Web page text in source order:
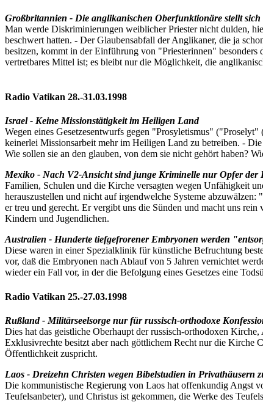
Großbritannien - Die anglikanischen Oberfunktionäre stellt
Man werde Diskriminierungen weiblicher Priester nicht dulden,
beschwert hatten. - Der Glaubensabfall der Anglikaner, die ja
besitzen, kommt in der Einführung von "Priesterinnen"
vertretbares Mittel ist; es bleibt nur die Möglichkeit, die
Radio Vatikan 28.-31.03.1998
Israel - Keine Missionstätigkeit im Heiligen Land
Wegen eines Gesetzesentwurfs gegen "Prosyletismus"
keinerlei Missionsarbeit mehr im Heiligen Land zu betreiben. -
Wie sollen sie an den glauben, von dem sie nicht gehört haben?
Mexiko - Nach V2-Ansicht sind junge Kriminelle nur Opfer der
Familien, Schulen und die Kirche versagten wegen Unfähigkeit
herauszustellen und nicht auf irgendwelche Systeme
er treu und gerecht. Er vergibt uns die Sünden und macht uns
Kindern und Jugendlichen.
Australien - Hunderte tiefgefrorener Embryonen werden
Diese waren in einer Spezialklinik für künstliche Befruchtung
vor, daß die Embryonen nach Ablauf von 5 Jahren vernichtet
wieder ein Fall vor, in der die Befolgung eines Gesetzes eine
Radio Vatikan 25.-27.03.1998
Rußland - Militärseelsorge nur für russisch-orthodoxe
Dies hat das geistliche Oberhaupt der russisch-orthodoxen
Exklusivrechte besitzt aber nach göttlichem Recht nur die Kirche
Öffentlichkeit zuspricht.
Laos - Dreizehn Christen wegen Bibelstudien in Privathäusern
Die kommunistische Regierung von Laos hat offenkundig Angst
Teufelsanbeter), und Christus ist gekommen, die Werke des